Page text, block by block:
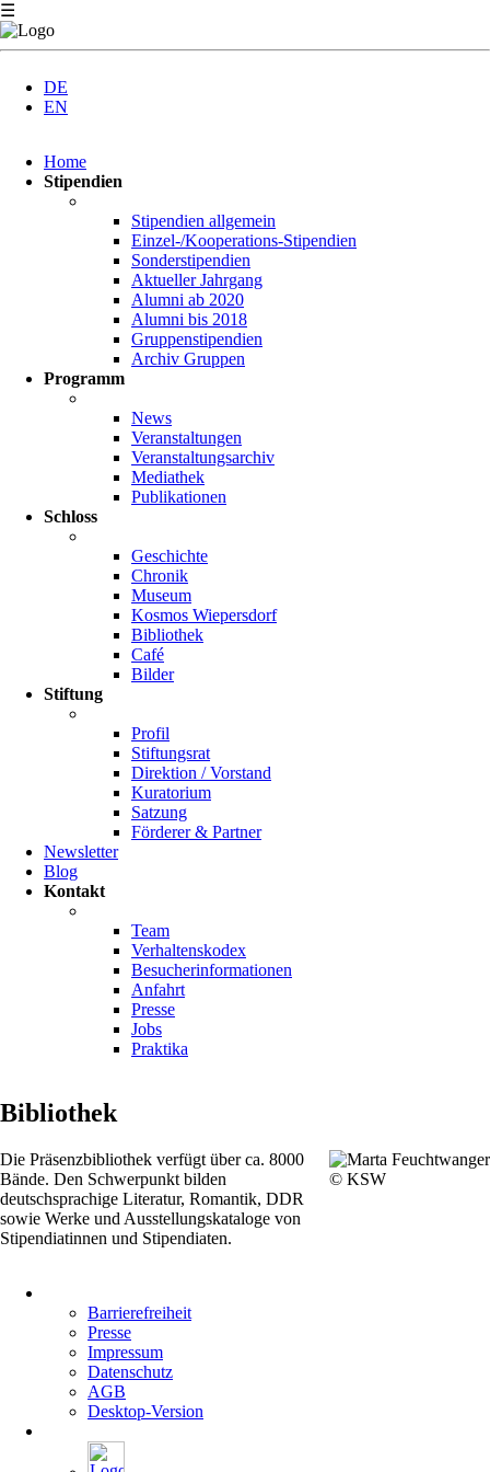
☰
DE
EN
überspringen
Home
Stipendien
Stipendien allgemein
Einzel-/Kooperations-Stipendien
Sonderstipendien
Aktueller Jahrgang
Alumni ab 2020
Alumni bis 2018
Gruppenstipendien
Archiv Gruppen
Programm
News
Veranstaltungen
Veranstaltungsarchiv
Mediathek
Publikationen
Schloss
Geschichte
Chronik
Museum
Kosmos Wiepersdorf
Bibliothek
Café
Bilder
Stiftung
Profil
Stiftungsrat
Direktion / Vorstand
Kuratorium
Satzung
Förderer & Partner
Newsletter
Blog
Kontakt
Team
Verhaltenskodex
Besucherinformationen
Anfahrt
Presse
Jobs
Praktika
Bibliothek
© KSW
Die Präsenzbibliothek verfügt über ca. 8000
Bände. Den Schwerpunkt bilden
deutschsprachige Literatur, Romantik, DDR
sowie Werke und Ausstellungskataloge von
Stipendiatinnen und Stipendiaten.
überspringen
Barrierefreiheit
Presse
Impressum
Datenschutz
AGB
Desktop-Version